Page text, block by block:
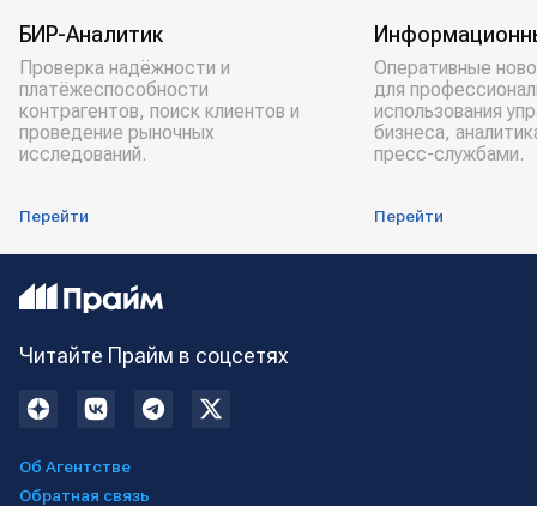
БИР-Аналитик
Проверка надёжности и
платёжеспособности
контрагентов, поиск клиентов и
проведение рыночных
исследований.
Перейти
Оперативные
для
использования
бизнеса,
пресс-службами.
Перейти
Читайте Прайм в соцсетях
Об Агентстве
Обратная связь